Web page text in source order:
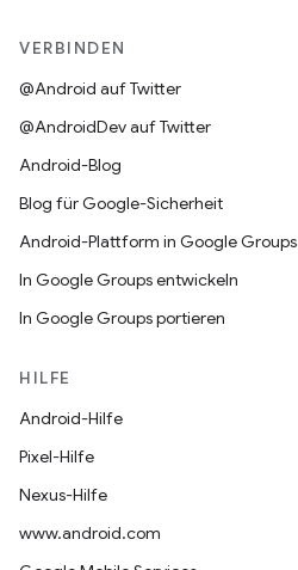
VERBINDEN
@Android auf Twitter
@AndroidDev auf Twitter
Android-Blog
Blog für Google-Sicherheit
Android-Plattform in Google Groups
In Google Groups entwickeln
In Google Groups portieren
HILFE
Android-Hilfe
Pixel-Hilfe
Nexus-Hilfe
www.android.com